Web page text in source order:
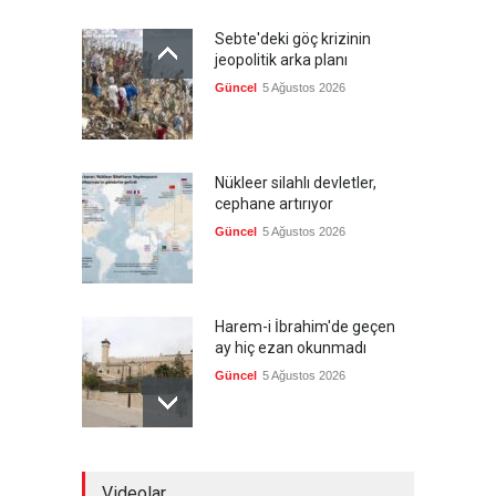
Sebte'deki göç krizinin
jeopolitik arka planı
Güncel 5 Ağustos 2026
Nükleer silahlı devletler,
cephane artırıyor
Güncel 5 Ağustos 2026
Harem-i İbrahim'de geçen
ay hiç ezan okunmadı
Güncel 5 Ağustos 2026